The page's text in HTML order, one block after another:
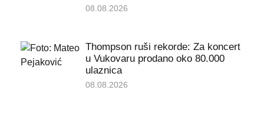
08.08.2026
Thompson ruši rekorde: Za koncert
u Vukovaru prodano oko 80.000
ulaznica
08.08.2026